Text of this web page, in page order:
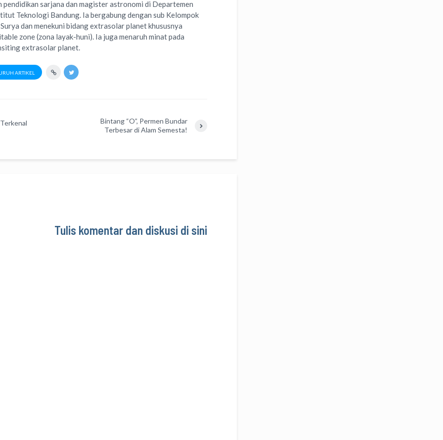
pendidikan sarjana dan magister astronomi di Departemen
Teknologi Bandung. Ia bergabung dengan sub Kelompok
dan menekuni bidang extrasolar planet khususnya
zone (zona layak-huni). Ia juga menaruh minat pada
extrasolar planet.
ARTIKEL
Bintang “O”, Permen Bundar
Terbesar di Alam Semesta!
Tulis komentar dan diskusi di sini